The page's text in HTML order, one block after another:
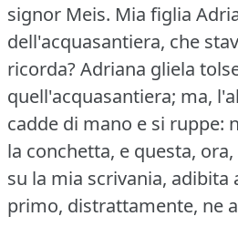
signor Meis. Mia figlia
dell'acquasantiera, che
ricorda?Adriana gliela
quell'acquasantiera; ma,
cadde di mano e si ruppe:
la conchetta, e questa,
su la mia scrivania, adibita
primo, distrattamente, ne